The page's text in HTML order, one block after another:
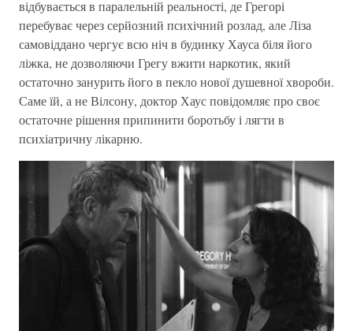
відбувається в паралельній реальності, де Грегорі
перебуває через серйозний психічний розлад, але Ліза
самовіддано чергує всю ніч в будинку Хауса біля його
ліжка, не дозволяючи Грегу вжити наркотик, який
остаточно занурить його в пекло нової душевної хвороби.
Саме їй, а не Вілсону, доктор Хаус повідомляє про своє
остаточне рішення припинити боротьбу і лягти в
психіатричну лікарню.